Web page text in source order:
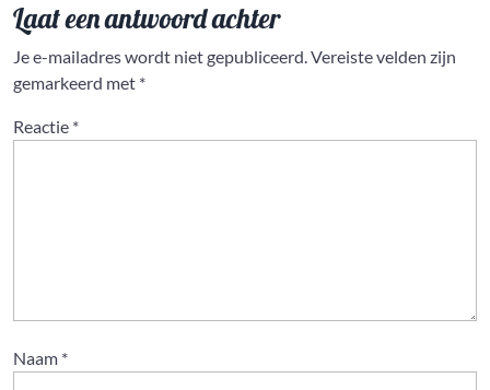
Laat een antwoord achter
Je e-mailadres wordt niet gepubliceerd.Vereiste velden zijn
gemarkeerd met *
Reactie *
Naam *